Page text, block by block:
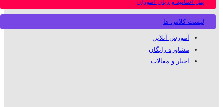
لیست کلاس ها
پنل اساتید و زبان آموزان
آموزش آنلاین
مشاوره رایگان
اخبار و مقالات